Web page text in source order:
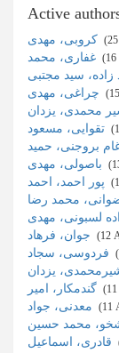
Active
(12
(11